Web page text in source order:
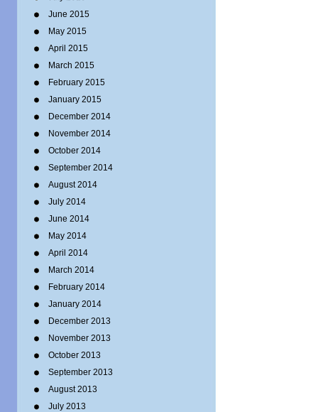
June 2015
May 2015
April 2015
March 2015
February 2015
January 2015
December 2014
November 2014
October 2014
September 2014
August 2014
July 2014
June 2014
May 2014
April 2014
March 2014
February 2014
January 2014
December 2013
November 2013
October 2013
September 2013
August 2013
July 2013